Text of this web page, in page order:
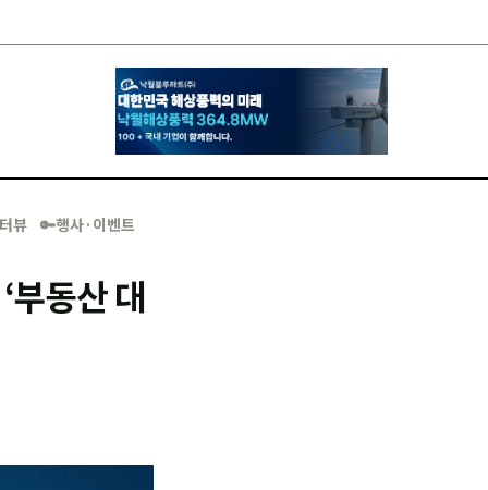
뷰 🔑행사·이벤트
동산 대